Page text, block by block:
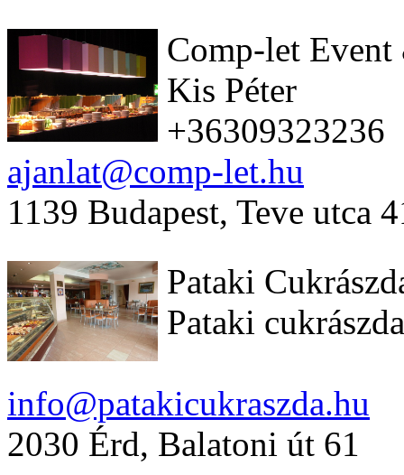
Comp-let
Kis Péter
+36309323236
ajanlat@comp-let.hu
1139 Budapest, Teve utca
Pataki
Pataki
info@patakicukraszda.hu
2030 Érd, Balatoni út 61